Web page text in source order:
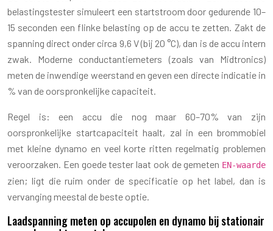
belastingstester simuleert een startstroom door gedurende 10–
15 seconden een flinke belasting op de accu te zetten. Zakt de
spanning direct onder circa 9,6 V (bij 20 °C), dan is de accu intern
zwak. Moderne conductantiemeters (zoals van Midtronics)
meten de inwendige weerstand en geven een directe indicatie in
% van de oorspronkelijke capaciteit.
Regel is: een accu die nog maar 60–70% van zijn
oorspronkelijke startcapaciteit haalt, zal in een brommobiel
met kleine dynamo en veel korte ritten regelmatig problemen
veroorzaken. Een goede tester laat ook de gemeten EN-waarde
zien; ligt die ruim onder de specificatie op het label, dan is
vervanging meestal de beste optie.
Laadspanning meten op accupolen en dynamo bij stationair